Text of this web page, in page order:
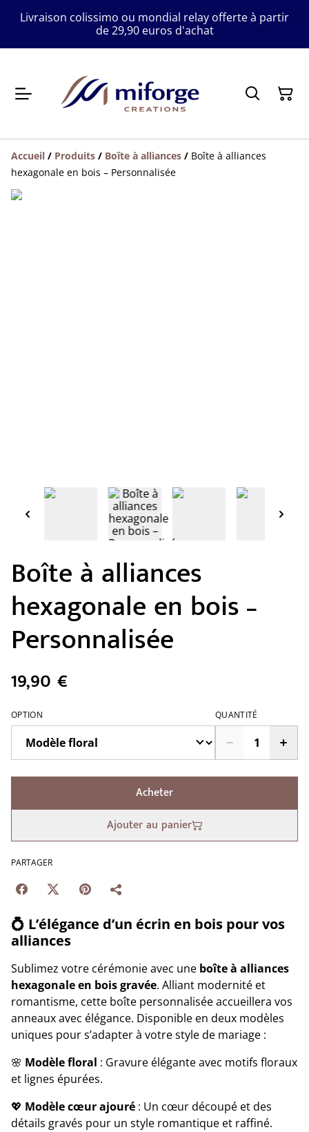
Livraison colissimo ou mondial relay offerte à partir
de 29,90 euros d'achat
Accueil / Produits / Boîte à alliances / Boîte à alliances
hexagonale en bois – Personnalisée
Boîte à alliances
hexagonale en bois –
Personnalisée
19,90 €
OPTION QUANTITÉ
Acheter
Ajouter au panier
PARTAGER
💍 L’élégance d’un écrin en bois pour vos
alliances
Sublimez votre cérémonie avec une boîte à alliances
hexagonale en bois gravée. Alliant modernité et
romantisme, cette boîte personnalisée accueillera vos
anneaux avec élégance. Disponible en deux modèles
uniques pour s’adapter à votre style de mariage :
🌸 Modèle floral : Gravure élégante avec motifs floraux
et lignes épurées.
💖 Modèle cœur ajouré : Un cœur découpé et des
détails gravés pour un style romantique et raffiné.